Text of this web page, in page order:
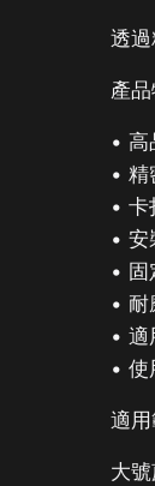
透
產品
• 高
• 精
• 卡
• 安
• 固
• 耐
• 適
• 使
適用
大